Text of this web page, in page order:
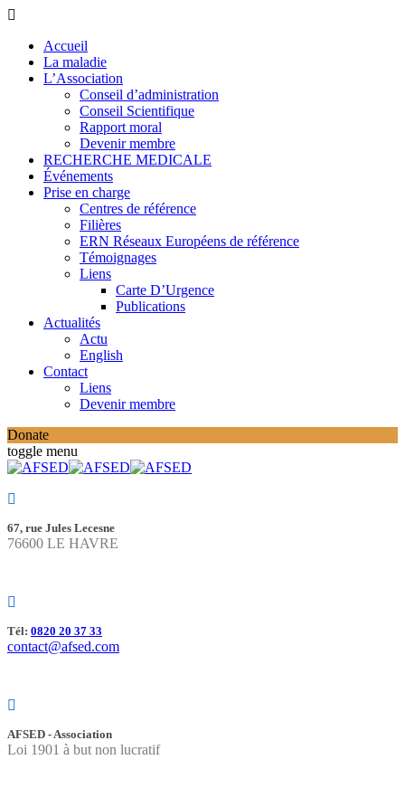
Accueil
La maladie
L’Association
Conseil d’administration
Conseil Scientifique
Rapport moral
Devenir membre
RECHERCHE MEDICALE
Événements
Prise en charge
Centres de référence
Filières
ERN Réseaux Européens de référence
Témoignages
Liens
Carte D’Urgence
Publications
Actualités
Actu
English
Contact
Liens
Devenir membre
Donate
toggle menu
67, rue Jules Lecesne
76600 LE HAVRE
Tél: 0820 20 37 33
contact@afsed.com
AFSED - Association
Loi 1901 à but non lucratif